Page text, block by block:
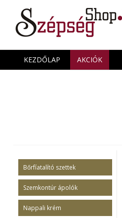
KEZDŐLAP AKCIÓK
Bőrfíatalító szettek
Szemkontúr ápolók
Nappali krém